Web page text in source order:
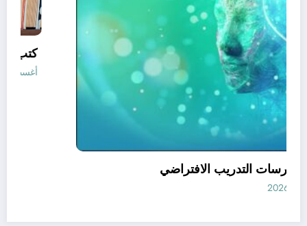
أفضل ممارسات التدريب الافتراضي
أغسطس 7, 2026